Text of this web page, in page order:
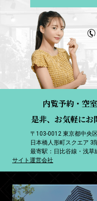
内覧予約・空
是非、お気軽にお
〒103-0012 東京都中央
日本橋人形町スクエア 3
最寄駅：日比谷線・浅草
サイト運営会社